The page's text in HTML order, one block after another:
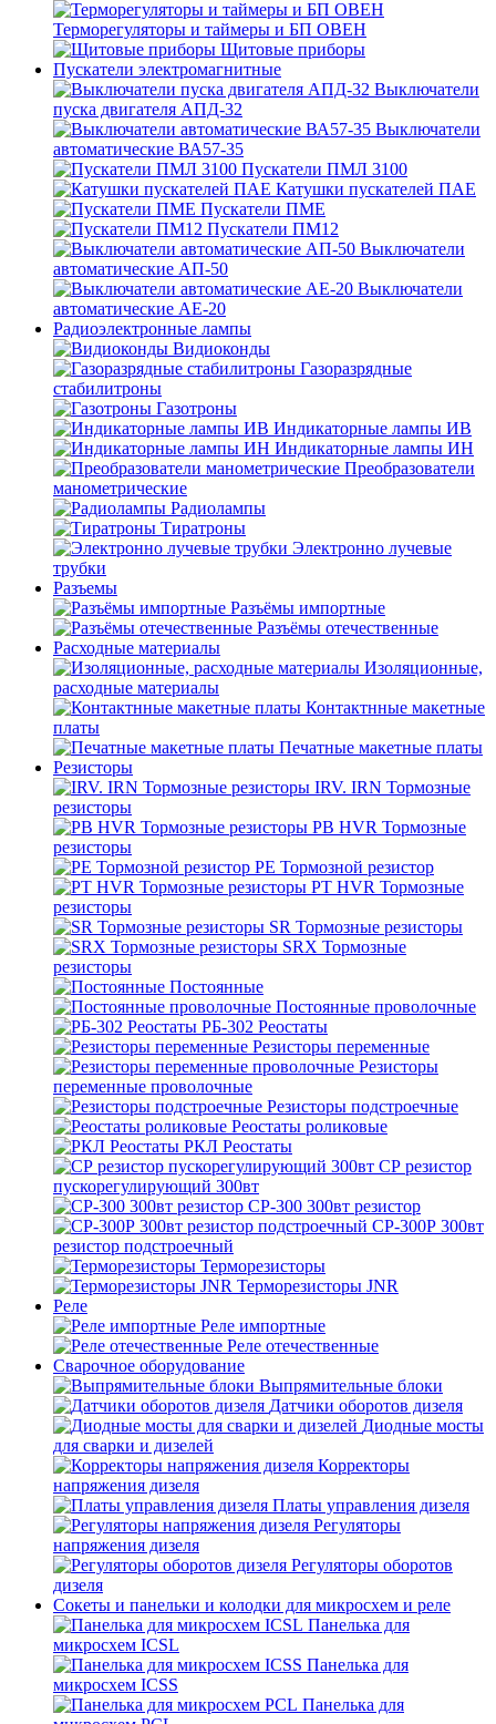
Терморегуляторы и таймеры и БП ОВЕН
Щитовые приборы
Пускатели электромагнитные
Выключатели
пуска двигателя АПД-32
Выключатели
автоматические ВА57-35
Пускатели ПМЛ 3100
Катушки пускателей ПАЕ
Пускатели ПМЕ
Пускатели ПМ12
Выключатели
автоматические АП-50
Выключатели
автоматические АЕ-20
Радиоэлектронные лампы
Видиоконды
Газоразрядные
стабилитроны
Газотроны
Индикаторные лампы ИВ
Индикаторные лампы ИН
Преобразователи
манометрические
Радиолампы
Тиратроны
Электронно лучевые
трубки
Разъемы
Разъёмы импортные
Разъёмы отечественные
Расходные материалы
Изоляционные,
расходные материалы
Контактнные макетные
платы
Печатные макетные платы
Резисторы
IRV. IRN Тормозные
резисторы
PB HVR Тормозные
резисторы
PE Тормозной резистор
PT HVR Тормозные
резисторы
SR Тормозные резисторы
SRX Тормозные
резисторы
Постоянные
Постоянные проволочные
РБ-302 Реостаты
Резисторы переменные
Резисторы
переменные проволочные
Резисторы подстроечные
Реостаты роликовые
РКЛ Реостаты
СР резистор
пускорегулирующий 300вт
СР-300 300вт резистор
СР-300Р 300вт
резистор подстроечный
Терморезисторы
Терморезисторы JNR
Реле
Реле импортные
Реле отечественные
Сварочное оборудование
Выпрямительные блоки
Датчики оборотов дизеля
Диодные мосты
для сварки и дизелей
Корректоры
напряжения дизеля
Платы управления дизеля
Регуляторы
напряжения дизеля
Регуляторы оборотов
дизеля
Сокеты и панельки и колодки для микросхем и реле
Панелька для
микросхем ICSL
Панелька для
микросхем ICSS
Панелька для